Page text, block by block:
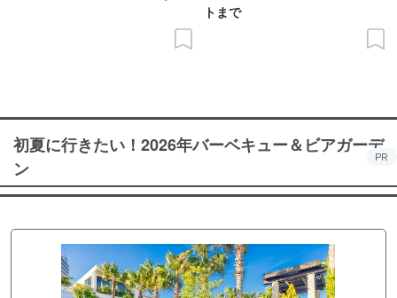
トまで
初夏に行きたい！2026年バーベキュー＆ビアガーデ
ン
PR